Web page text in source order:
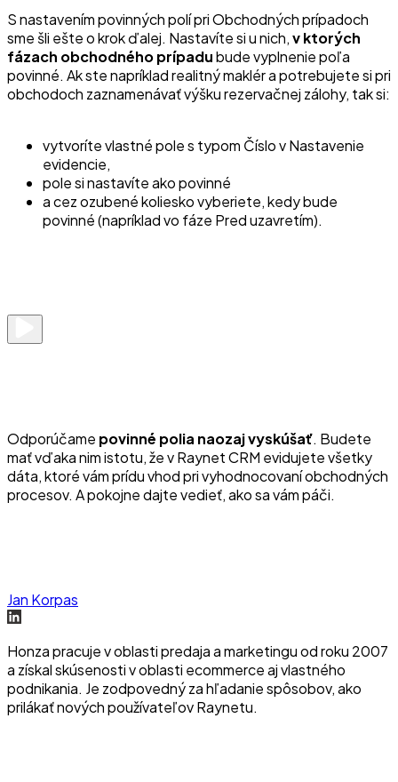
S nastavením povinných polí pri Obchodných prípadoch
sme šli ešte o krok ďalej. Nastavíte si u nich,v ktorých
fázach obchodného prípadubude vyplnenie poľa
povinné. Ak ste napríklad realitný maklér a potrebujete si pri
obchodoch zaznamenávať výšku rezervačnej zálohy, tak si:
vytvoríte vlastné pole s typom Číslo v Nastavenie
evidencie,
pole si nastavíte ako povinné
a cez ozubené koliesko vyberiete, kedy bude
povinné (napríklad vo fáze Pred uzavretím).
Odporúčame povinné polia naozaj vyskúšať. Budete
mať vďaka nim istotu, že v Raynet CRM evidujete všetky
dáta, ktoré vám prídu vhod pri vyhodnocovaní obchodných
procesov. A pokojne dajte vedieť, ako sa vám páči.
Jan Korpas
Honza pracuje v oblasti predaja a marketingu od roku 2007
a získal skúsenosti v oblasti ecommerce aj vlastného
podnikania. Je zodpovedný za hľadanie spôsobov, ako
prilákať nových používateľov Raynetu.